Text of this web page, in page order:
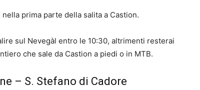
prima parte della salita a Castion.
sul Nevegàl entro le 10:30, altrimenti resterai
che sale da Castion a piedi o in MTB.
– S. Stefano di Cadore